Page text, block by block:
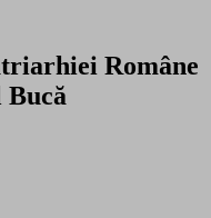
Române
Bucă